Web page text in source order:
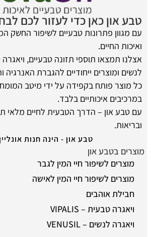
טבע און כאן כדי לעזור לכם
עם מגוון פתרונות טבעיים לשיפור החשק
ואיכות החיים.
אצלנו תמצאו תוספי תזונה טבעיים,
לנשים ומוצרים ייחודיים להגברת האנרגיה
כל מוצר פותח בקפידה על ידי מיטב
במרכיבים איכותיים בלבד.
עם טבע און – הדרך הטבעית לחיים מלאי
ובריאות.
טבע און - הינה חנות
מוצרים בטבע און
מוצרים לשיפור חיי המין לגבר
מוצרים לשיפור חיי המין לאישה
חבילת אוהבים
ויאגרה טבעית – VIPALIS
ויאגרה לנשים – VENUSIL